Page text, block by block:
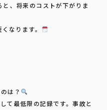
、将来のコストが下がりま
なります。
は？
て最低限の記録です。事故と